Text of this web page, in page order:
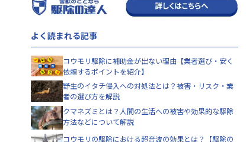
よく読まれる記事
コウモリ駆除に補助金が出ない理由【業者選び・安く
依頼するポイントを紹介】
野生のイタチ侵入への対処法とは？被害・リスク・業
者の選び方を解説
クマネズミとは？人間の生活への被害や効果的な駆除
方法などについて解説
コウモリの駆除における超音波の効果とは？【駆除の